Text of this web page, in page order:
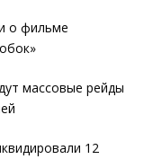
о фильме
массовые рейды
12